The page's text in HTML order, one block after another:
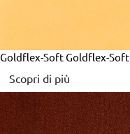
Goldflex-SoftGoldflex-Soft
Scopri di più